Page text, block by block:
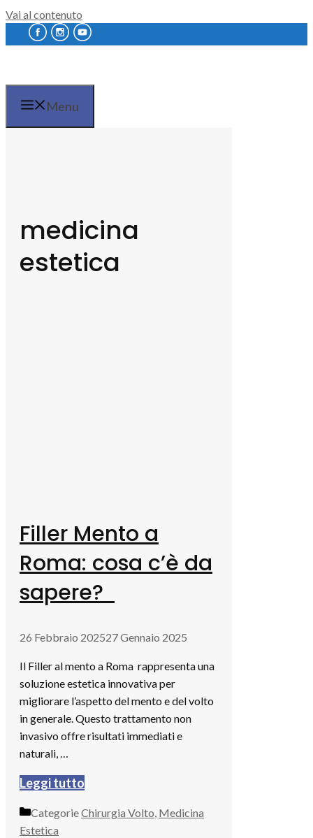
Vai al contenuto
Menu
medicina
estetica
Filler Mento a
Roma: cosa c’è da
sapere?
26 Febbraio 202527 Gennaio 2025
Il Filler al mento a Roma rappresenta una
soluzione estetica innovativa per
migliorare l’aspetto del mento e del volto
in generale. Questo trattamento non
invasivo offre risultati immediati e
naturali, …
Leggi tutto
CategorieChirurgia Volto, Medicina
Estetica